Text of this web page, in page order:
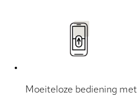
Moeiteloze bediening met